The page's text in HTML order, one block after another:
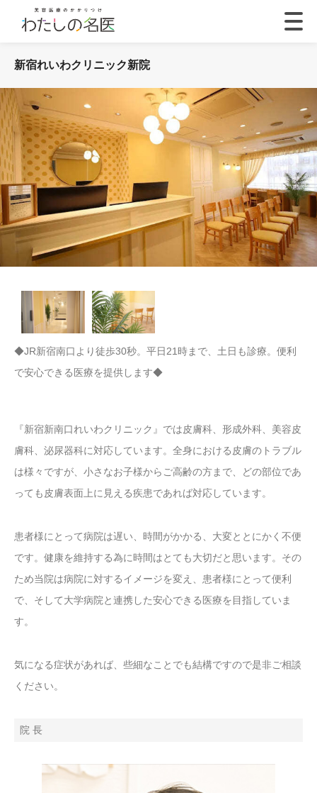
新宿れいわクリニック新院
◆JR新宿南口より徒歩30秒。平日21時まで、土日も診療。便利
で安心できる医療を提供します◆
『新宿新南口れいわクリニック』では皮膚科、形成外科、美容皮
膚科、泌尿器科に対応しています。全身における皮膚のトラブル
は様々ですが、小さなお子様からご高齢の方まで、どの部位であ
っても皮膚表面上に見える疾患であれば対応しています。
患者様にとって病院は遅い、時間がかかる、大変ととにかく不便
です。健康を維持する為に時間はとても大切だと思います。その
ため当院は病院に対するイメージを変え、患者様にとって便利
で、そして大学病院と連携した安心できる医療を目指していま
す。
気になる症状があれば、些細なことでも結構ですので是非ご相談
ください。
院 長